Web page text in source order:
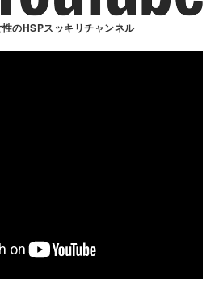
のHSPスッキリチャンネル